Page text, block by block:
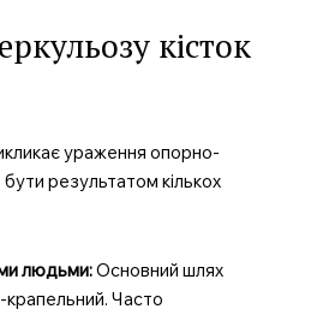
кісток
ураження опорно-
результатом кількох
людьми:Основний шлях
крапельний. Часто